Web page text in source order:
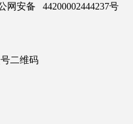
网安备 44200002444237号